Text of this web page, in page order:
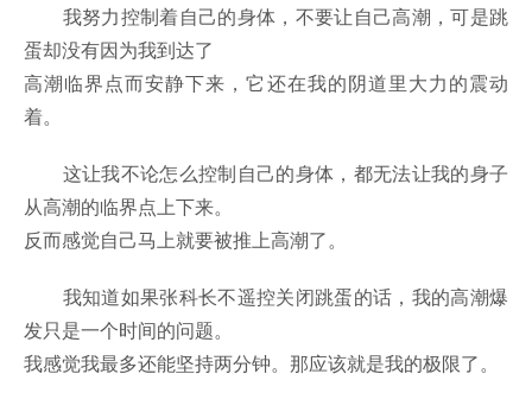
我努力控制着自己的身体，不要让自己高潮，可是跳
蛋却没有因为我到达了
高潮临界点而安静下来，它还在我的阴道里大力的震动
着。
这让我不论怎么控制自己的身体，都无法让我的身子
从高潮的临界点上下来。
反而感觉自己马上就要被推上高潮了。
我知道如果张科长不遥控关闭跳蛋的话，我的高潮爆
发只是一个时间的问题。
我感觉我最多还能坚持两分钟。那应该就是我的极限了。